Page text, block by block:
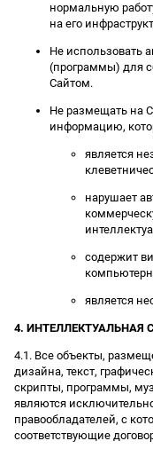
нормальную
на его
Не использовать
(программы) для
Сайтом.
Не размещать на
информацию,
является
нарушает
содержит
является
4. ИНТЕЛЛЕКТУАЛЬНАЯ
4.1. Все объекты,
дизайна, текст,
скрипты, программы,
являются
правообладателей, с
соответствующие